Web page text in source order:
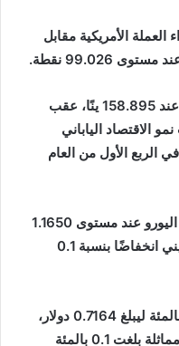
الأمريكية مقابل
نقطة.
كما استقر الدولار أمام الين الياباني عند 158.895 ينًا، عقب
الاقتصاد الياباني
في الربع الأول من العام
وفي أسواق العملات الأخرى، استقر اليورو عند مستوى 1.1650
دولار، في حين سجل الجنيه الإسترليني انخفاضًا بنسبة 0.1
وتراجع الدولار الأسترالي بنسبة 0.1 بالمئة ليبلغ 0.7164 دولار،
بينما هبط الدولار النيوزيلندي بنسبة مماثلة بلغت 0.1 بالمئة